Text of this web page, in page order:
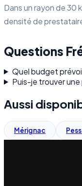
Dans un rayon de 30
densité de
Questions
Quel budget
Puis-je trouver
Aussi
Mérignac